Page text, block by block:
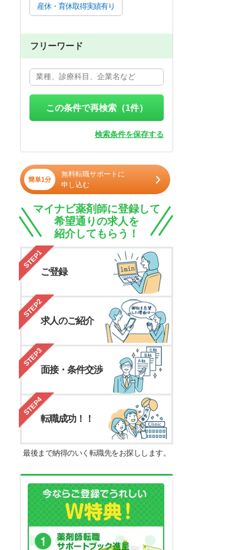
産休・育休取得実績有り
フリーワード
この条件で再検索（1件）
検索条件を保存する
簡単1分
無料転職サポートに
申し込む
マイナビ薬剤師に登録して
希望通りの求人を
紹介してもらう！
STEP1
ご登録
STEP2
求人のご紹介
STEP3
面接・条件交渉
STEP4
転職成功！！
最後まで納得のいく転職先をお探しします。